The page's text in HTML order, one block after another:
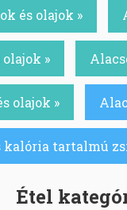
és olajok »
»
olajok »
kalória tartalmú
Étel